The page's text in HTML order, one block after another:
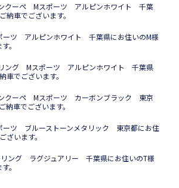
ーペ Mスポーツ アルピンホワイト 千葉
納車でございます。
ツ アルピンホワイト 千葉県にお住いのM様
。
グ Mスポーツ アルピンホワイト 千葉県
車でございます。
ーペ Mスポーツ カーボンブラック 東京
納車でございます。
ツ ブルーストーンメタリック 東京都にお住
ざいます。
グ ラグジュアリー 千葉県にお住いのT様
。